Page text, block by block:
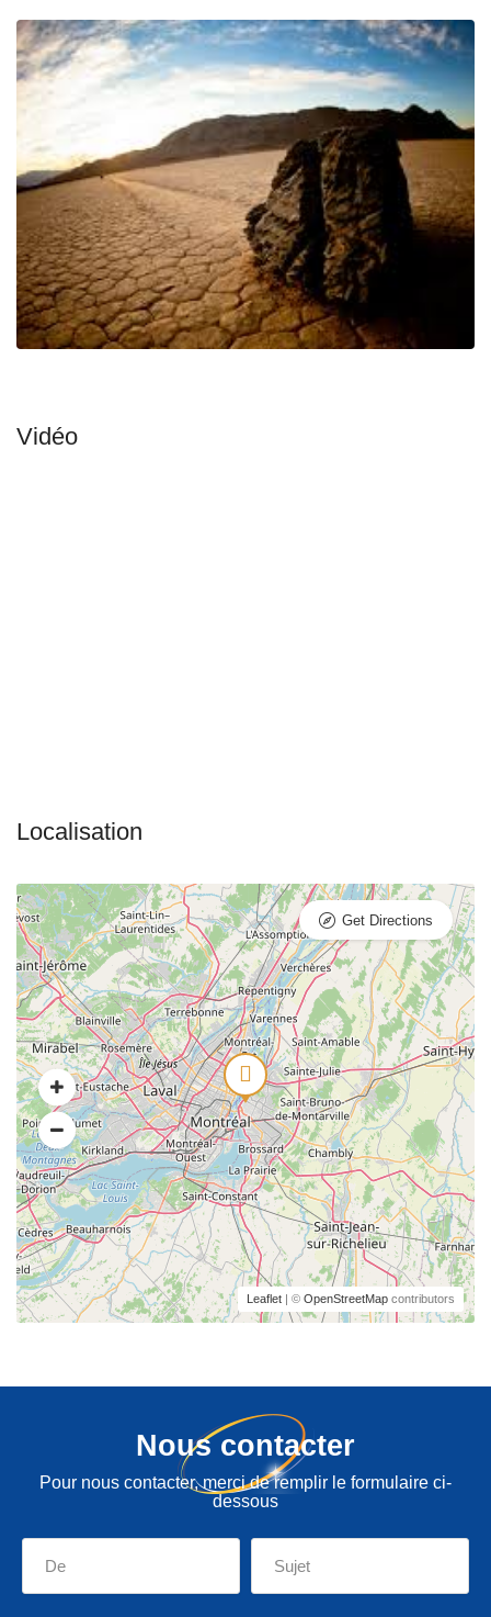
Leaflet | © OpenStreetMap contributors
Get Directions
Nous contacter
Pour nous contacter, merci de remplir le formulaire ci-
dessous